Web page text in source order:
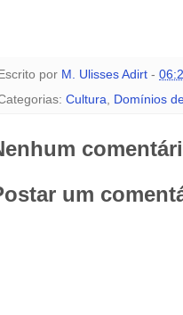
Escrito por M. Ulisses Adirt -
Cultura, Domínios
um